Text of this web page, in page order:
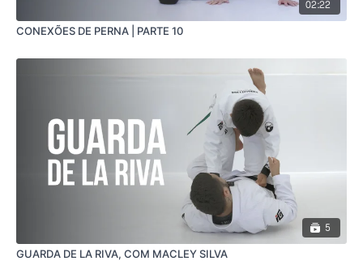
02:22
CONEXÕES DE PERNA | PARTE 10
5
GUARDA DE LA RIVA, COM MACLEY SILVA